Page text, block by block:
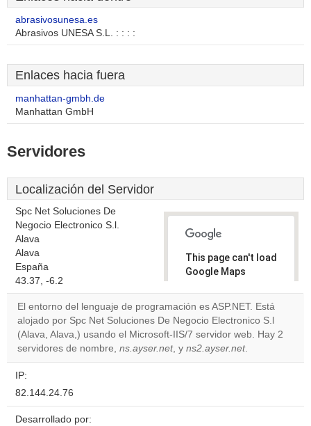
abrasivosunesa.es
Abrasivos UNESA S.L. : : : :
Enlaces hacia fuera
manhattan-gmbh.de
Manhattan GmbH
Servidores
Localización del Servidor
Spc Net Soluciones De
Negocio Electronico S.l.
Alava
Alava
España
43.37, -6.2
This page can't load
Google Maps
Do you
website?
OK
El entorno del lenguaje de programación es ASP.NET. Está
alojado por Spc Net Soluciones De Negocio Electronico S.l
(Alava, Alava,) usando el Microsoft-IIS/7 servidor web. Hay 2
servidores de nombre, ns.ayser.net, y ns2.ayser.net.
IP:
82.144.24.76
Desarrollado por: